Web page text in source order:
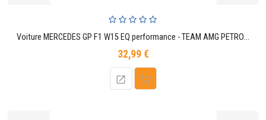
Voiture MERCEDES GP F1 W15 EQ performance - TEAM AMG PETRONAS MOTORSPORT 63 Georges Russel (Avec le casque)
32,99 €Prix